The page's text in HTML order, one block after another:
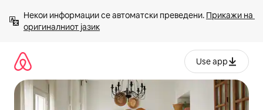
содржина
Некои информации се автоматски преведени. Прикажи на
оригиналниот јазик
Use app